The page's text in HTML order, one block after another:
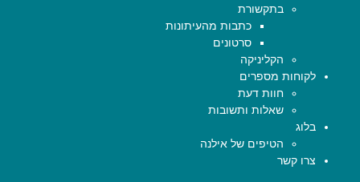
בתקשורת
כתבות מהעיתונות
סרטונים
הקליניקה
לקוחות מספרים
חוות דעת
שאלות ותשובות
בלוג
הטיפים של אילנה
צרו קשר